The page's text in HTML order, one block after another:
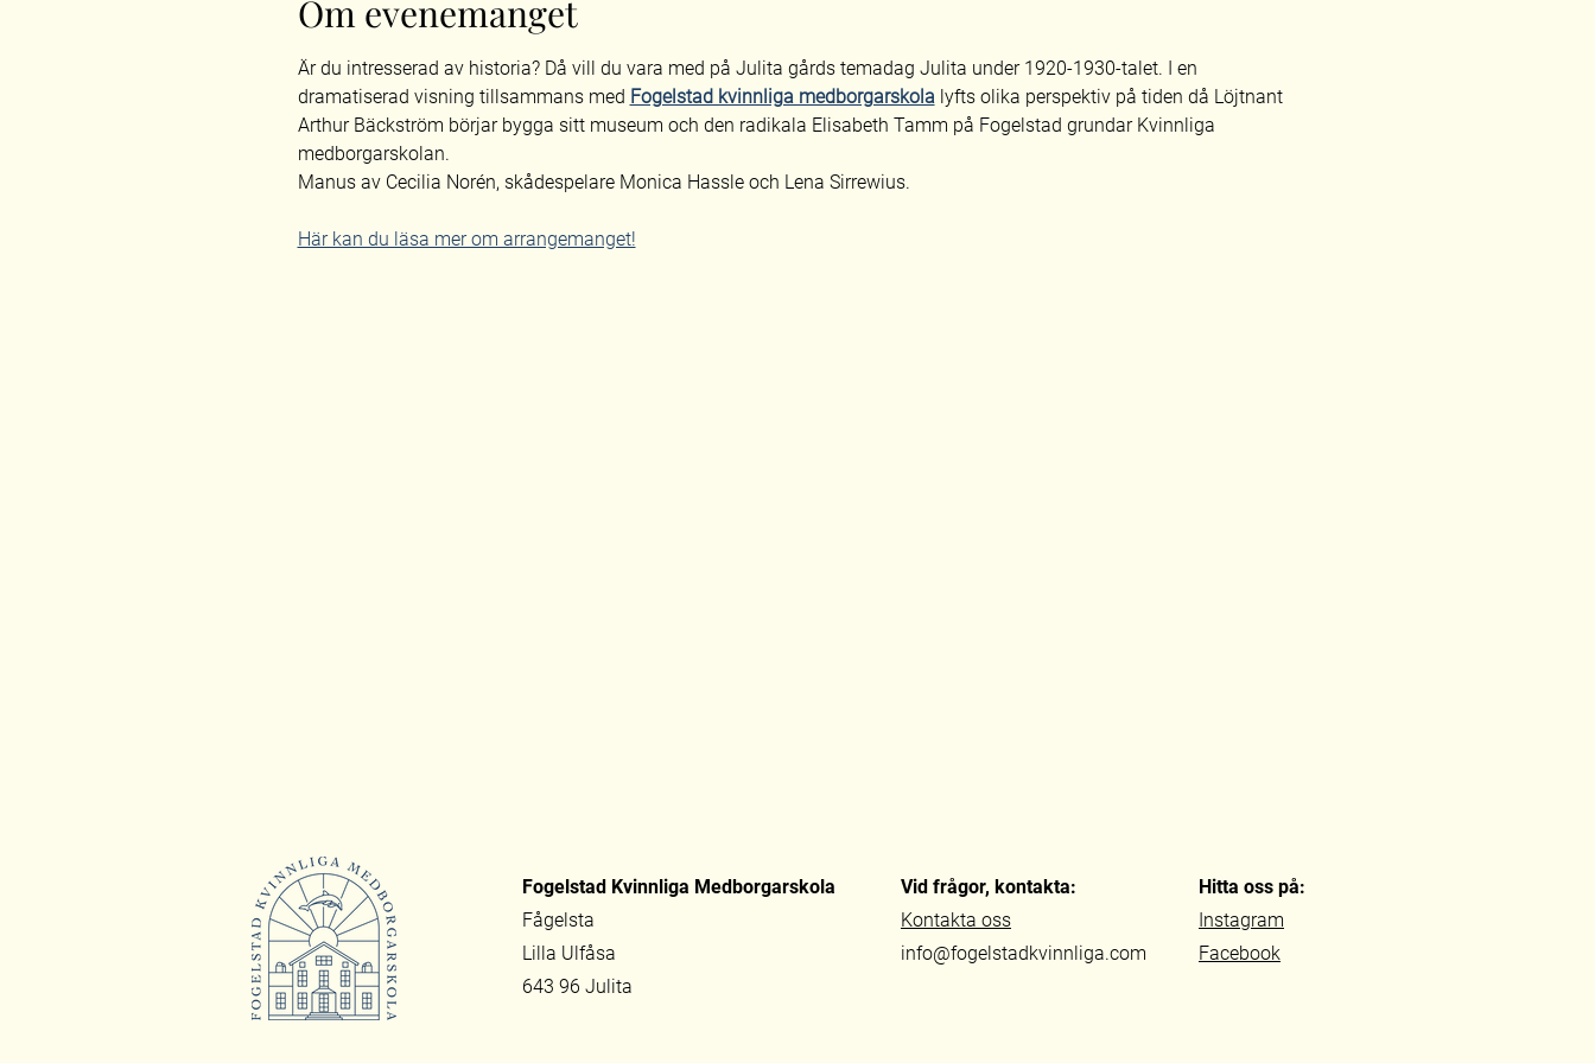
Om evenemanget
Är du intresserad av historia? Då vill du vara med på Julita gårds temadag Julita under 1920-1930-talet. I en
dramatiserad visning tillsammans med Fogelstad kvinnliga medborgarskola lyfts olika perspektiv på tiden då Löjtnant
Arthur Bäckström börjar bygga sitt museum och den radikala Elisabeth Tamm på Fogelstad grundar Kvinnliga
medborgarskolan.
Manus av Cecilia Norén, skådespelare Monica Hassle och Lena Sirrewius.
Här kan du läsa mer om arrangemanget!
Fogelstad Kvinnliga Medborgarskola
Fågelsta
Lilla Ulfåsa
643 96 Julita
Vid frågor, kontakta:
Kontakta oss
info@fogelstadkvinnliga.com
Hitta oss på:
Instagram
Facebook